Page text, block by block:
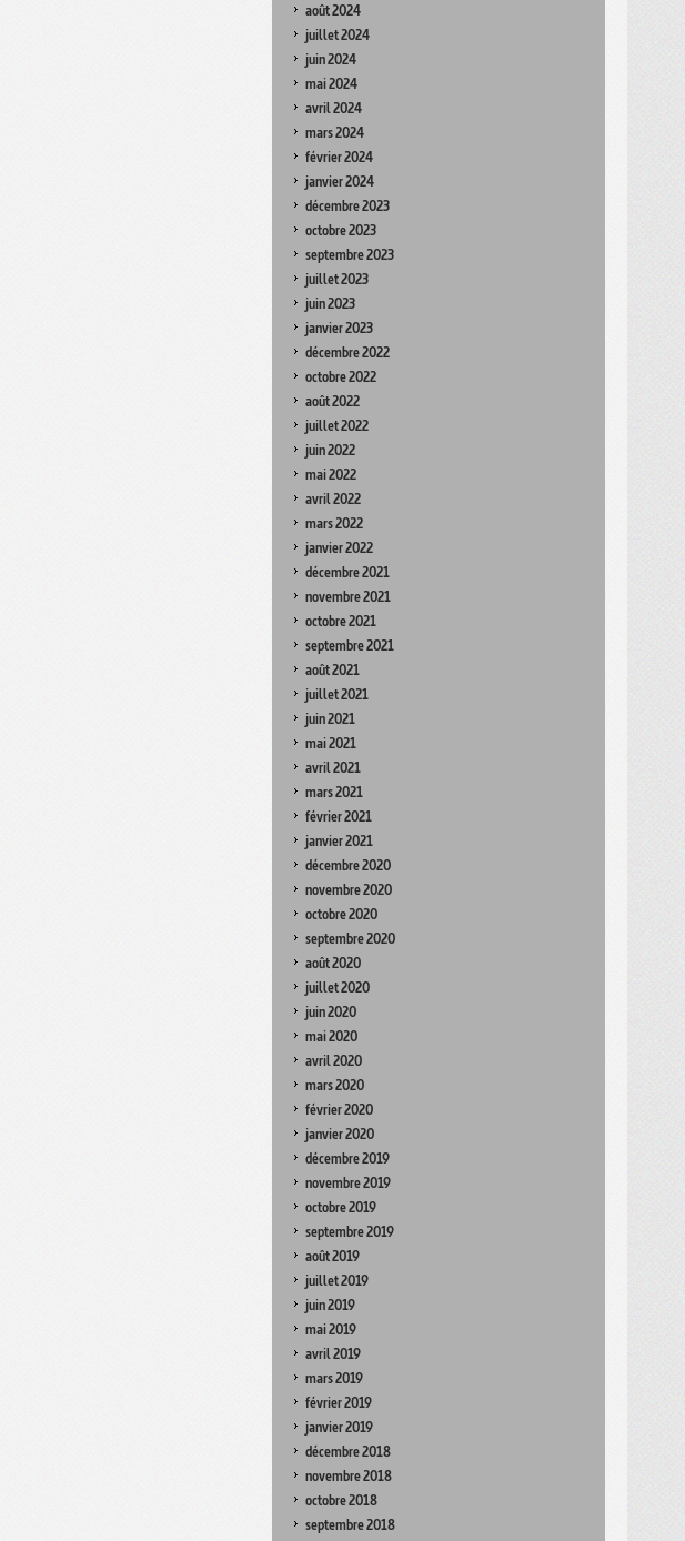
août 2024
juillet 2024
juin 2024
mai 2024
avril 2024
mars 2024
février 2024
janvier 2024
décembre 2023
octobre 2023
septembre 2023
juillet 2023
juin 2023
janvier 2023
décembre 2022
octobre 2022
août 2022
juillet 2022
juin 2022
mai 2022
avril 2022
mars 2022
janvier 2022
décembre 2021
novembre 2021
octobre 2021
septembre 2021
août 2021
juillet 2021
juin 2021
mai 2021
avril 2021
mars 2021
février 2021
janvier 2021
décembre 2020
novembre 2020
octobre 2020
septembre 2020
août 2020
juillet 2020
juin 2020
mai 2020
avril 2020
mars 2020
février 2020
janvier 2020
décembre 2019
novembre 2019
octobre 2019
septembre 2019
août 2019
juillet 2019
juin 2019
mai 2019
avril 2019
mars 2019
février 2019
janvier 2019
décembre 2018
novembre 2018
octobre 2018
septembre 2018